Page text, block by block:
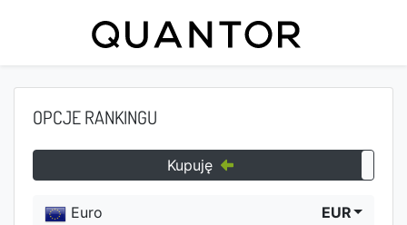
OPCJE RANKINGU
Kupuję
Euro EUR